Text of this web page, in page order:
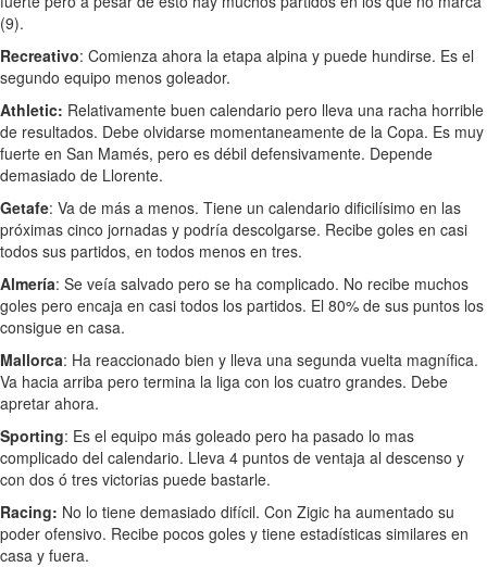
(9).
Recreativo: Comienza ahora la etapa alpina y puede hundirse. Es el
segundo equipo menos goleador.
Athletic: Relativamente buen calendario pero lleva una racha horrible
de resultados. Debe olvidarse momentaneamente de la Copa. Es muy
fuerte en San Mamés, pero es débil defensivamente. Depende
demasiado de Llorente.
Getafe: Va de más a menos. Tiene un calendario dificilísimo en las
próximas cinco jornadas y podría descolgarse. Recibe goles en casi
todos sus partidos, en todos menos en tres.
Almería: Se veía salvado pero se ha complicado. No recibe muchos
goles pero encaja en casi todos los partidos. El 80% de sus puntos los
consigue en casa.
Mallorca: Ha reaccionado bien y lleva una segunda vuelta magnífica.
Va hacia arriba pero termina la liga con los cuatro grandes. Debe
apretar ahora.
Sporting: Es el equipo más goleado pero ha pasado lo mas
complicado del calendario. Lleva 4 puntos de ventaja al descenso y
con dos ó tres victorias puede bastarle.
Racing: No lo tiene demasiado difícil. Con Zigic ha aumentado su
poder ofensivo. Recibe pocos goles y tiene estadísticas similares en
casa y fuera.